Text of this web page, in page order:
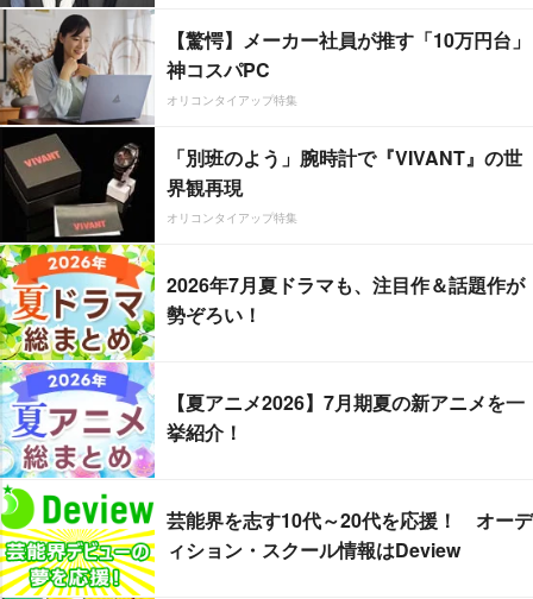
【驚愕】メーカー社員が推す「10万円台」
神コスパPC
オリコンタイアップ特集
「別班のよう」腕時計で『VIVANT』の世
界観再現
オリコンタイアップ特集
2026年7月夏ドラマも、注目作＆話題作が
勢ぞろい！
【夏アニメ2026】7月期夏の新アニメを一
挙紹介！
芸能界を志す10代～20代を応援！ オーデ
ィション・スクール情報はDeview